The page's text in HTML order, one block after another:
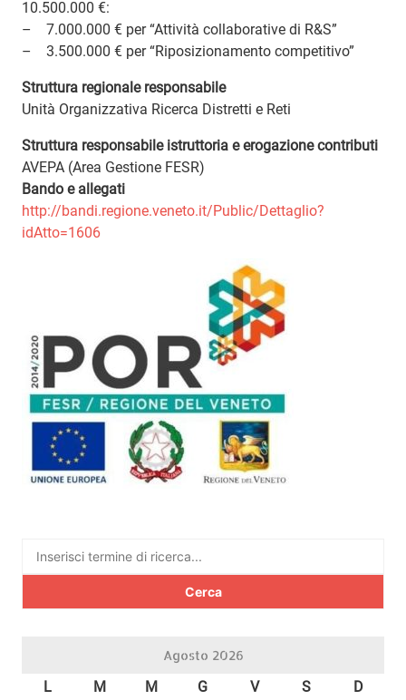
10.500.000 €:
– 7.000.000 € per “Attività collaborative di R&S”
– 3.500.000 € per “Riposizionamento competitivo”
Struttura regionale responsabile
Unità Organizzativa Ricerca Distretti e Reti
Struttura responsabile istruttoria e erogazione contributi
AVEPA (Area Gestione FESR)
Bando e allegati
http://bandi.regione.veneto.it/Public/Dettaglio?
idAtto=1606
Ricerca
Agosto 2026
L M M G V S D